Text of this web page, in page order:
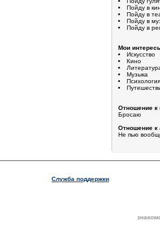
Пойду в
Пойду в
Пойду в
Пойду в
Мои
Искусство
Кино
Музыка
Психология
Отношение к
Бросаю
Отношение к
Не пью
Служба поддержки